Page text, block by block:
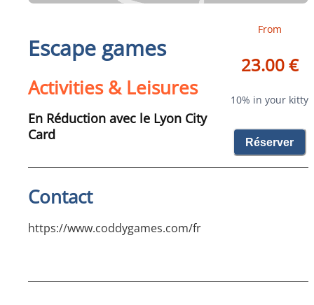
Escape games
Activities & Leisures
En Réduction avec le Lyon City
Card
From
23.00 €
10% in your kitty
Réserver
Contact
https://www.coddygames.com/fr